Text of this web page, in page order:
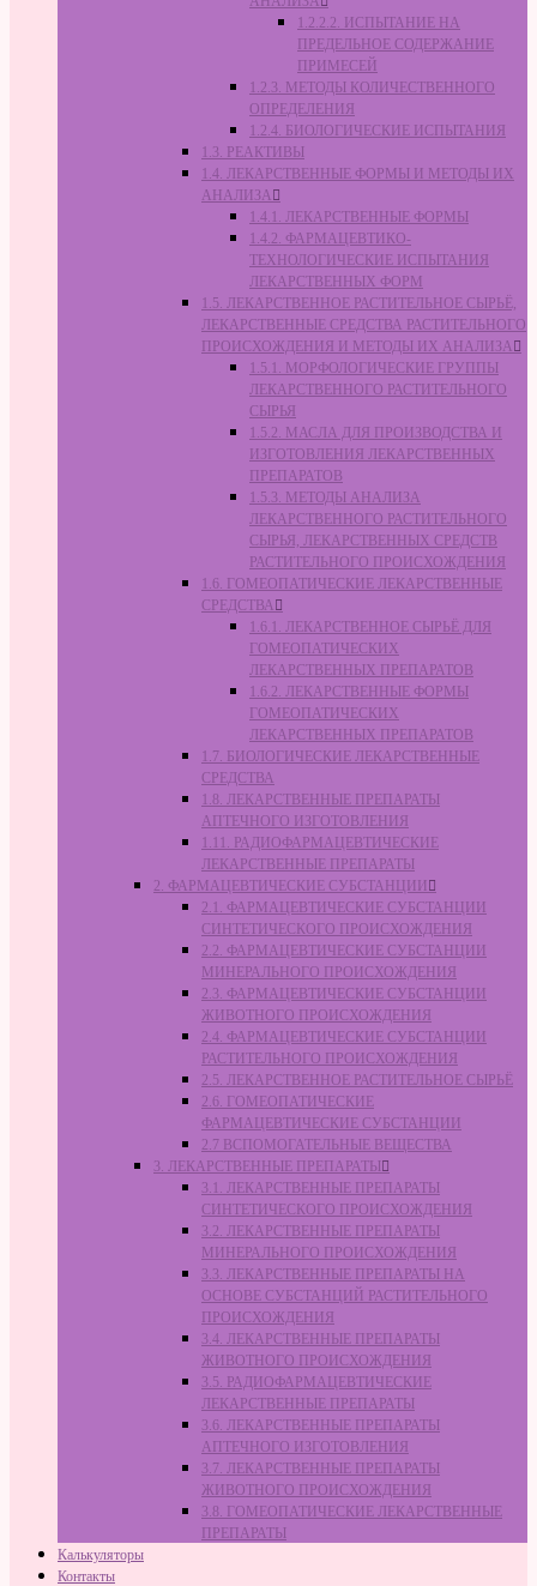
1.2.2.2. ИСПЫТАНИЕ НА
ПРЕДЕЛЬНОЕ СОДЕРЖАНИЕ
ПРИМЕСЕЙ
1.2.3. МЕТОДЫ КОЛИЧЕСТВЕННОГО
ОПРЕДЕЛЕНИЯ
1.2.4. БИОЛОГИЧЕСКИЕ ИСПЫТАНИЯ
1.3. РЕАКТИВЫ
1.4. ЛЕКАРСТВЕННЫЕ ФОРМЫ И МЕТОДЫ ИХ
АНАЛИЗА
1.4.1. ЛЕКАРСТВЕННЫЕ ФОРМЫ
1.4.2. ФАРМАЦЕВТИКО-
ТЕХНОЛОГИЧЕСКИЕ ИСПЫТАНИЯ
ЛЕКАРСТВЕННЫХ ФОРМ
1.5. ЛЕКАРСТВЕННОЕ РАСТИТЕЛЬНОЕ СЫРЬЁ,
ЛЕКАРСТВЕННЫЕ СРЕДСТВА РАСТИТЕЛЬНОГО
ПРОИСХОЖДЕНИЯ И МЕТОДЫ ИХ АНАЛИЗА
1.5.1. МОРФОЛОГИЧЕСКИЕ ГРУППЫ
ЛЕКАРСТВЕННОГО РАСТИТЕЛЬНОГО
СЫРЬЯ
1.5.2. МАСЛА ДЛЯ ПРОИЗВОДСТВА И
ИЗГОТОВЛЕНИЯ ЛЕКАРСТВЕННЫХ
ПРЕПАРАТОВ
1.5.3. МЕТОДЫ АНАЛИЗА
ЛЕКАРСТВЕННОГО РАСТИТЕЛЬНОГО
СЫРЬЯ, ЛЕКАРСТВЕННЫХ СРЕДСТВ
РАСТИТЕЛЬНОГО ПРОИСХОЖДЕНИЯ
1.6. ГОМЕОПАТИЧЕСКИЕ ЛЕКАРСТВЕННЫЕ
СРЕДСТВА
1.6.1. ЛЕКАРСТВЕННОЕ СЫРЬЁ ДЛЯ
ГОМЕОПАТИЧЕСКИХ
ЛЕКАРСТВЕННЫХ ПРЕПАРАТОВ
1.6.2. ЛЕКАРСТВЕННЫЕ ФОРМЫ
ГОМЕОПАТИЧЕСКИХ
ЛЕКАРСТВЕННЫХ ПРЕПАРАТОВ
1.7. БИОЛОГИЧЕСКИЕ ЛЕКАРСТВЕННЫЕ
СРЕДСТВА
1.8. ЛЕКАРСТВЕННЫЕ ПРЕПАРАТЫ
АПТЕЧНОГО ИЗГОТОВЛЕНИЯ
1.11. РАДИОФАРМАЦЕВТИЧЕСКИЕ
ЛЕКАРСТВЕННЫЕ ПРЕПАРАТЫ
2. ФАРМАЦЕВТИЧЕСКИЕ СУБСТАНЦИИ
2.1. ФАРМАЦЕВТИЧЕСКИЕ СУБСТАНЦИИ
СИНТЕТИЧЕСКОГО ПРОИСХОЖДЕНИЯ
2.2. ФАРМАЦЕВТИЧЕСКИЕ СУБСТАНЦИИ
МИНЕРАЛЬНОГО ПРОИСХОЖДЕНИЯ
2.3. ФАРМАЦЕВТИЧЕСКИЕ СУБСТАНЦИИ
ЖИВОТНОГО ПРОИСХОЖДЕНИЯ
2.4. ФАРМАЦЕВТИЧЕСКИЕ СУБСТАНЦИИ
РАСТИТЕЛЬНОГО ПРОИСХОЖДЕНИЯ
2.5. ЛЕКАРСТВЕННОЕ РАСТИТЕЛЬНОЕ СЫРЬЁ
2.6. ГОМЕОПАТИЧЕСКИЕ
ФАРМАЦЕВТИЧЕСКИЕ СУБСТАНЦИИ
2.7 ВСПОМОГАТЕЛЬНЫЕ ВЕЩЕСТВА
3. ЛЕКАРСТВЕННЫЕ ПРЕПАРАТЫ
3.1. ЛЕКАРСТВЕННЫЕ ПРЕПАРАТЫ
СИНТЕТИЧЕСКОГО ПРОИСХОЖДЕНИЯ
3.2. ЛЕКАРСТВЕННЫЕ ПРЕПАРАТЫ
МИНЕРАЛЬНОГО ПРОИСХОЖДЕНИЯ
3.3. ЛЕКАРСТВЕННЫЕ ПРЕПАРАТЫ НА
ОСНОВЕ СУБСТАНЦИЙ РАСТИТЕЛЬНОГО
ПРОИСХОЖДЕНИЯ
3.4. ЛЕКАРСТВЕННЫЕ ПРЕПАРАТЫ
ЖИВОТНОГО ПРОИСХОЖДЕНИЯ
3.5. РАДИОФАРМАЦЕВТИЧЕСКИЕ
ЛЕКАРСТВЕННЫЕ ПРЕПАРАТЫ
3.6. ЛЕКАРСТВЕННЫЕ ПРЕПАРАТЫ
АПТЕЧНОГО ИЗГОТОВЛЕНИЯ
3.7. ЛЕКАРСТВЕННЫЕ ПРЕПАРАТЫ
ЖИВОТНОГО ПРОИСХОЖДЕНИЯ
3.8. ГОМЕОПАТИЧЕСКИЕ ЛЕКАРСТВЕННЫЕ
ПРЕПАРАТЫ
Калькуляторы
Контакты